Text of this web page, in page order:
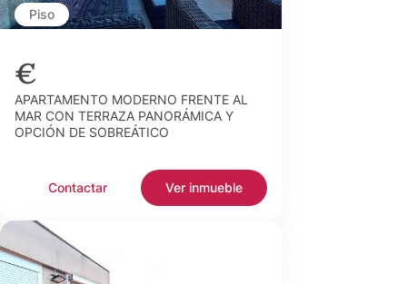
Piso
€
APARTAMENTO MODERNO FRENTE AL
MAR CON TERRAZA PANORÁMICA Y
OPCIÓN DE SOBREÁTICO
Contactar Ver inmueble